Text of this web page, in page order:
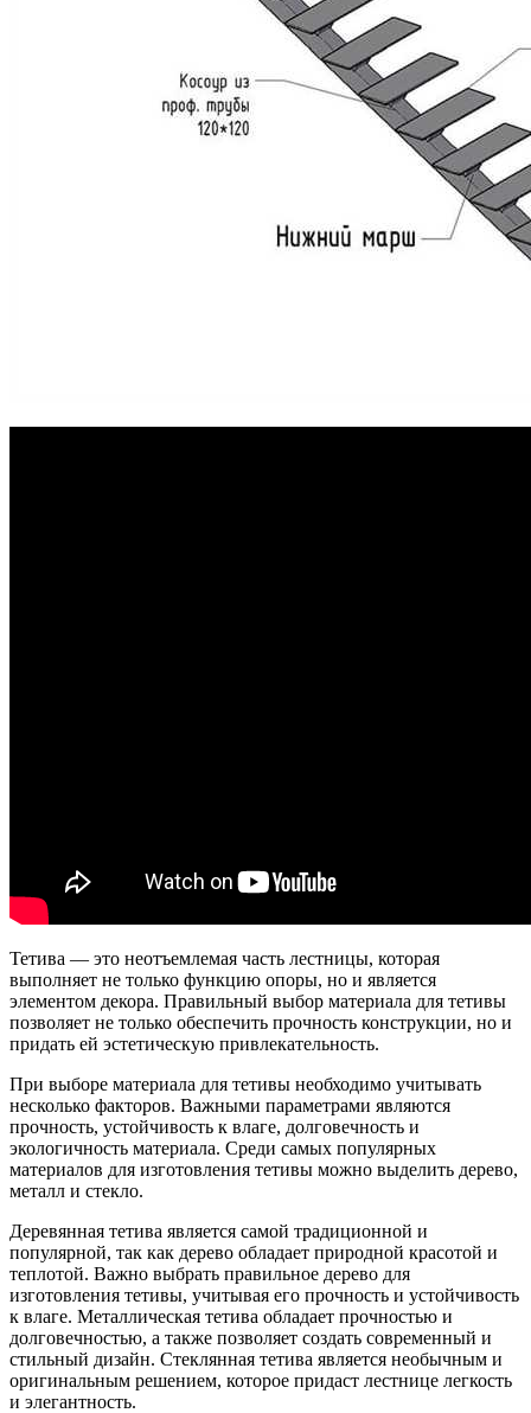
Тетива — это неотъемлемая часть лестницы, которая
выполняет не только функцию опоры, но и является
элементом декора. Правильный выбор материала для тетивы
позволяет не только обеспечить прочность конструкции, но и
придать ей эстетическую привлекательность.
При выборе материала для тетивы необходимо учитывать
несколько факторов. Важными параметрами являются
прочность, устойчивость к влаге, долговечность и
экологичность материала. Среди самых популярных
материалов для изготовления тетивы можно выделить дерево,
металл и стекло.
Деревянная тетива является самой традиционной и
популярной, так как дерево обладает природной красотой и
теплотой. Важно выбрать правильное дерево для
изготовления тетивы, учитывая его прочность и устойчивость
к влаге. Металлическая тетива обладает прочностью и
долговечностью, а также позволяет создать современный и
стильный дизайн. Стеклянная тетива является необычным и
оригинальным решением, которое придаст лестнице легкость
и элегантность.